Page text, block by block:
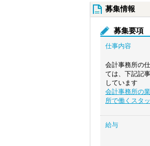
募集情報
募集要項
仕事内容
会計事務所の
ては、下記記
しています
会計事務所の
所で働くスタ
給与